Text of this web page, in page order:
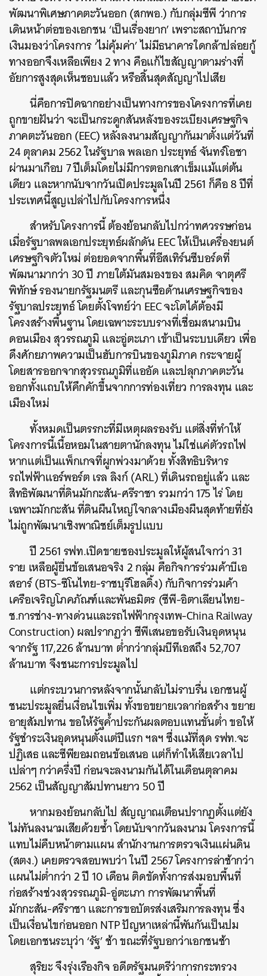
พัฒนาพิเศษภาคตะวันออก (สกพอ.) กับกลุ่มซีพี ว่าการ
เดินหน้าต่อของเอกชน ‘เป็นเรื่องยาก’ เพราะสถาบันการ
เงินมองว่าโครงการ ‘ไม่คุ้มค่า’ ไม่มีธนาคารใดกล้าปล่อยกู้
ทางออกจึงเหลือเพียง 2 ทาง คือแก้ไขสัญญาตามร่างที่
อัยการสูงสุดเห็นชอบแล้ว หรือสิ้นสุดสัญญาไปเสีย
นี่คือการปิดฉากอย่างเป็นทางการของโครงการที่เคย
ถูกขายฝันว่า จะเป็นกระดูกสันหลังของระเบียงเศรษฐกิจ
ภาคตะวันออก (EEC) หลังลงนามสัญญากันมาตั้งแต่วันที่
24 ตุลาคม 2562 ในรัฐบาล พลเอก ประยุทธ์ จันทร์โอชา
ผ่านมาเกือบ 7 ปีเต็มโดยไม่มีการตอกเสาเข็มแม้แต่ต้น
เดียว และหากนับจากวันเปิดประมูลในปี 2561 ก็คือ 8 ปีที่
ประเทศนี้สูญเปล่าไปกับโครงการหนึ่ง
สำหรับโครงการนี้ ต้องย้อนกลับไปกว่าทศวรรษก่อน
เมื่อรัฐบาลพลเอกประยุทธ์ผลักดัน EEC ให้เป็นเครื่องยนต์
เศรษฐกิจตัวใหม่ ต่อยอดจากพื้นที่อีสเทิร์นซีบอร์ดที่
พัฒนามากว่า 30 ปี ภายใต้มันสมองของ สมคิด จาตุศรี
พิทักษ์ รองนายกรัฐมนตรี และกุนซือด้านเศรษฐกิจของ
รัฐบาลประยุทธ์ โดยตั้งโจทย์ว่า EEC จะโตได้ต้องมี
โครงสร้างพื้นฐาน โดยเฉพาะระบบรางที่เชื่อมสนามบิน
ดอนเมือง สุวรรณภูมิ และอู่ตะเภา เข้าเป็นระบบเดียว เพื่อ
ดึงศักยภาพความเป็นฮับการบินของภูมิภาค กระจายผู้
โดยสารออกจากสุวรรณภูมิที่แออัด และปลุกภาคตะวัน
ออกทั้งแถบให้คึกคักขึ้นจากการท่องเที่ยว การลงทุน และ
เมืองใหม่
ทั้งหมดเป็นตรรกะที่มีเหตุผลรองรับ แต่สิ่งที่ทำให้
โครงการนี้เนื้อหอมในสายตานักลงทุน ไม่ใช่แค่ตัวรถไฟ
หากแต่เป็นแพ็กเกจที่ผูกพ่วงมาด้วย ทั้งสิทธิบริหาร
รถไฟฟ้าแอร์พอร์ต เรล ลิงก์ (ARL) ที่เดินรถอยู่แล้ว และ
สิทธิพัฒนาที่ดินมักกะสัน-ศรีราชา รวมกว่า 175 ไร่ โดย
เฉพาะมักกะสัน ที่ดินผืนใหญ่ใจกลางเมืองผืนสุดท้ายที่ยัง
ไม่ถูกพัฒนาเชิงพาณิชย์เต็มรูปแบบ
ปี 2561 รฟท.เปิดขายซองประมูลให้ผู้สนใจกว่า 31
ราย เหลือผู้ยื่นข้อเสนอจริง 2 กลุ่ม คือกิจการร่วมค้าบีเอ
สอาร์ (BTS-ซิโนไทย-ราชบุรีโฮลดิ้ง) กับกิจการร่วมค้า
เครือเจริญโภคภัณฑ์และพันธมิตร (ซีพี-อิตาเลียนไทย-
ช.การช่าง-ทางด่วนและรถไฟฟ้ากรุงเทพ-China Railway
Construction) ผลปรากฏว่า ซีพีเสนอขอรับเงินอุดหนุน
จากรัฐ 117,226 ล้านบาท ต่ำกว่ากลุ่มบีทีเอสถึง 52,707
ล้านบาท จึงชนะการประมูลไป
แต่กระบวนการหลังจากนั้นกลับไม่ราบรื่น เอกชนผู้
ชนะประมูลยื่นเงื่อนไขเพิ่ม ทั้งขอขยายเวลาก่อสร้าง ขยาย
อายุสัมปทาน ขอให้รัฐค้ำประกันผลตอบแทนขั้นต่ำ ขอให้
รัฐชำระเงินอุดหนุนตั้งแต่ปีแรก ฯลฯ ซึ่งแม้ที่สุด รฟท.จะ
ปฏิเสธ และซีพียอมถอนข้อเสนอ แต่ก็ทำให้เสียเวลาไป
เปล่าๆ กว่าครึ่งปี ก่อนจะลงนามกันได้ในเดือนตุลาคม
2562 เป็นสัญญาสัมปทานยาว 50 ปี
หากมองย้อนกลับไป สัญญาณเตือนปรากฏตั้งแต่ยัง
ไม่ทันลงนามเสียด้วยซ้ำ โดยนับจากวันลงนาม โครงการนี้
แทบไม่คืบหน้าตามแผน สำนักงานการตรวจเงินแผ่นดิน
(สตง.) เคยตรวจสอบพบว่า ในปี 2567 โครงการล่าช้ากว่า
แผนไม่ต่ำกว่า 2 ปี 10 เดือน ติดขัดทั้งการส่งมอบพื้นที่
ก่อสร้างช่วงสุวรรณภูมิ-อู่ตะเภา การพัฒนาพื้นที่
มักกะสัน-ศรีราชา และการขอบัตรส่งเสริมการลงทุน ซึ่ง
เป็นเงื่อนไขก่อนออก NTP ปัญหาเหล่านี้พันกันเป็นปม
โดยเอกชนระบุว่า ‘รัฐ’ ช้า ขณะที่รัฐบอกว่าเอกชนช้า
สุริยะ จึงรุ่งเรืองกิจ อดีตรัฐมนตรีว่าการกระทรวง